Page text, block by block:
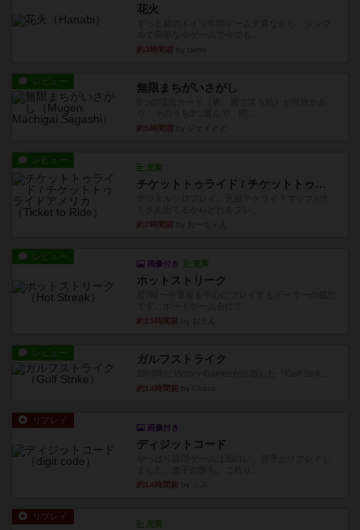
花火
約3時間前
レビュー 無限まちがいさがし
約5時間前
レビュー
充実
チケットトゥライド / チケットトゥライドアメリカ
約7時間前
レビュー
画像付き 充実
ホットストリーク
約13時間前
レビュー ガルフストライク
約14時間前
リプレイ
画像付き
ディジットコード
約14時間前
リプレイ
充実